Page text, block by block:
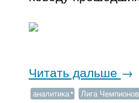
Читать дальше →
аналитика Лига Чемпионов